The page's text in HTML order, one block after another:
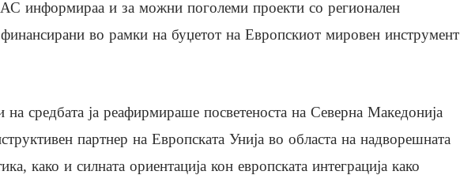
информираа и за можни поголеми проекти со регионален
во рамки на буџетот на Европскиот мировен инструмент
средбата ја реафирмираше посветеноста на Северна Македонија
партнер на Европската Унија во областа на надворешната
како и силната ориентација кон европската интеграција како